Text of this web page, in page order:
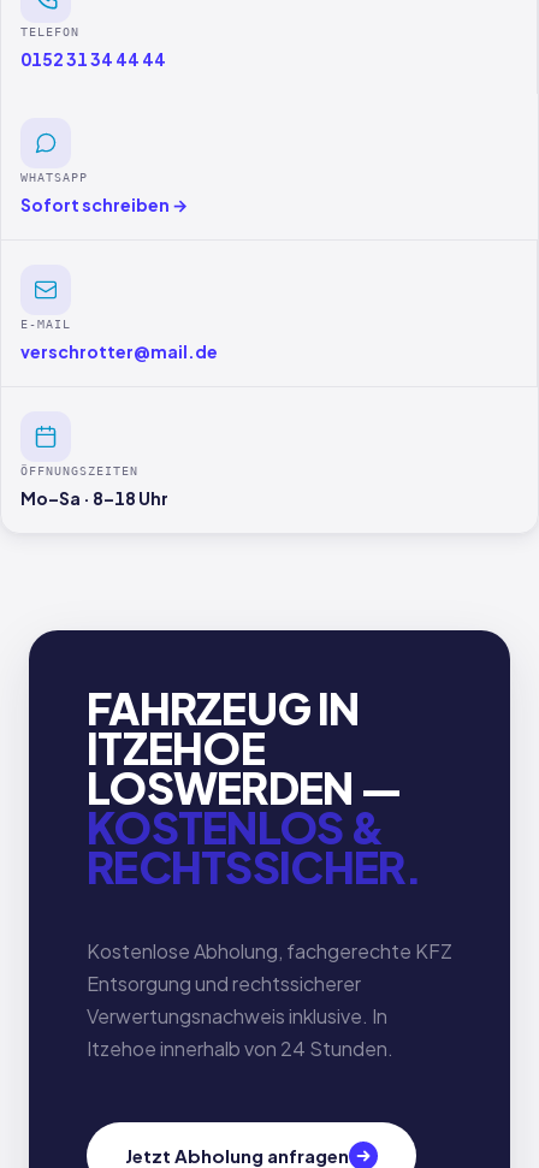
TELEFON
0152 31 34 44 44
WHATSAPP
Sofort schreiben →
E-MAIL
verschrotter@mail.de
ÖFFNUNGSZEITEN
Mo–Sa · 8–18 Uhr
FAHRZEUG IN
ITZEHOE
LOSWERDEN —
KOSTENLOS &
RECHTSSICHER.
Kostenlose Abholung, fachgerechte KFZ
Entsorgung und rechtssicherer
Verwertungsnachweis inklusive. In
Itzehoe innerhalb von 24 Stunden.
Jetzt Abholung anfragen